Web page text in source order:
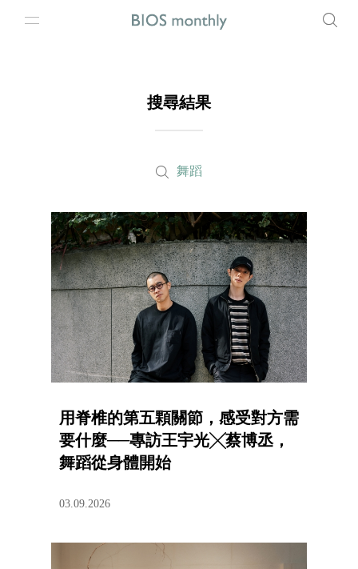
搜尋結果
舞蹈
用脊椎的第五顆關節，感受對方需
要什麼──專訪王宇光╳蔡博丞，
舞蹈從身體開始
03.09.2026